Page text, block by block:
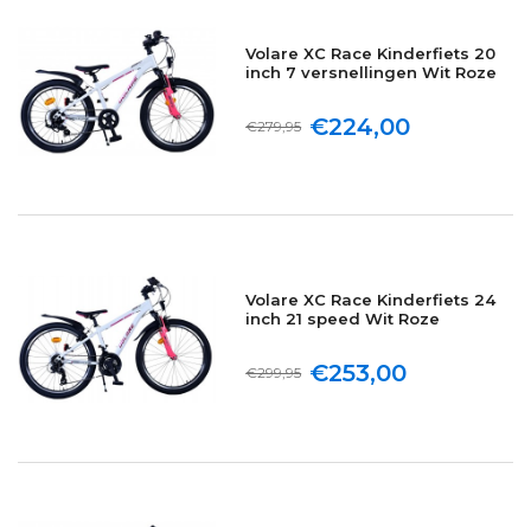
Volare XC Race Kinderfiets 20
inch 7 versnellingen Wit Roze
€224,00
€279,95
Volare XC Race Kinderfiets 24
inch 21 speed Wit Roze
€253,00
€299,95